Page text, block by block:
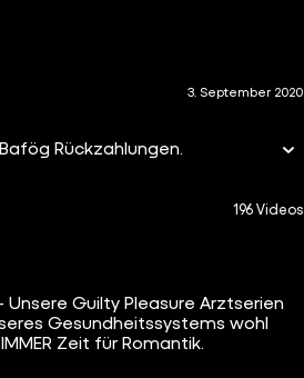
3. September 2020
Rückzahlungen.
196 Videos
Unsere Guilty Pleasure Arztserien
Gesundheitssystems wohl
Zeit für Romantik.